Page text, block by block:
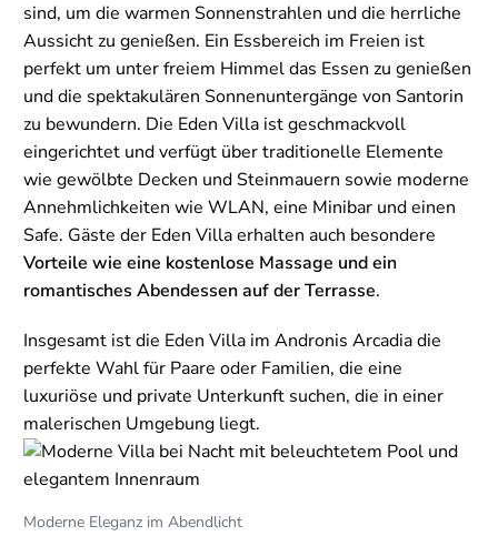
sind, um die warmen Sonnenstrahlen und die herrliche
Aussicht zu genießen. Ein Essbereich im Freien ist
perfekt um unter freiem Himmel das Essen zu genießen
und die spektakulären Sonnenuntergänge von Santorin
zu bewundern. Die Eden Villa ist geschmackvoll
eingerichtet und verfügt über traditionelle Elemente
wie gewölbte Decken und Steinmauern sowie moderne
Annehmlichkeiten wie WLAN, eine Minibar und einen
Safe. Gäste der Eden Villa erhalten auch besondere
Vorteile wie eine kostenlose Massage und ein
romantisches Abendessen auf der Terrasse.
Insgesamt ist die Eden Villa im Andronis Arcadia die
perfekte Wahl für Paare oder Familien, die eine
luxuriöse und private Unterkunft suchen, die in einer
malerischen Umgebung liegt.
Moderne Eleganz im Abendlicht